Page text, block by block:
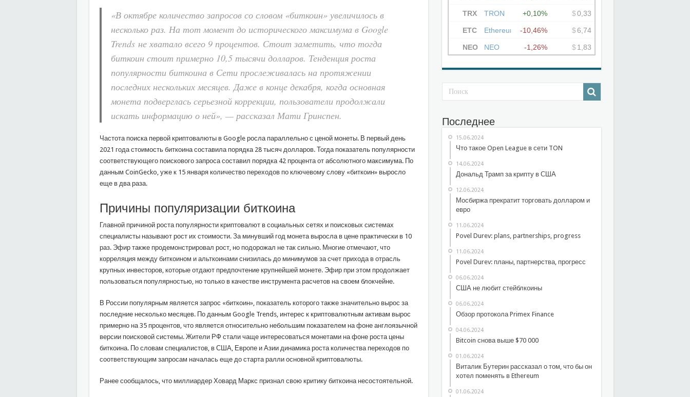
«В октябре количество запросов со словом «биткоин» увеличилось в
несколько раз. На тот момент до исторического максимума в Google
Trends не хватало всего 9 процентов. Стоит заметить, что тогда
биткоин стоит примерно 10,5 тысячи долларов. Тенденция роста
популярности биткоина в Сети прослеживалась на протяжении
последних нескольких месяцев. Даже в конце декабря, когда основная
монета подверглась серьезной коррекции, пользователи продолжали
искать информацию о ней», — рассказал Мати Гринспен.
Частота поиска первой криптовалюты в Google росла параллельно с ценой монеты. В первый день
2021 года стоимость биткоина составила порядка 28 тысяч долларов. Тогда показатель популярности
соответствующего поискового запроса составил порядка 42 процента от абсолютного максимума. По
данным CoinGecko, уже к 15 января количество переходов по ключевому слову «биткоин» выросло
еще в два раза.
Причины популяризации биткоина
Главной причиной роста популярности криптовалют в социальных сетях и поисковых системах
специалисты называют рост их стоимости. За минувший год монета выросла в цене практически в 10
раз. Эфир также продемонстрировал рост, но подорожал не так сильно. Многие отмечают, что
корреляция между биткоином и альткоинами снизилась до минимумов за счет прихода в отрасль
крупных инвесторов, которые отдают предпочтение крупнейшей монете. Эфир при этом продолжает
пользоваться популярностью, но только в качестве инструмента расчетов на своем блокчейне.
В России популярным является запрос «биткоин», показатель которого также значительно вырос за
последние несколько месяцев. По данным Google Trends, интерес к криптовалютным активам вырос
примерно на 35 процентов, что является относительно небольшим показателем на фоне англоязычной
версии поисковой системы. Жители РФ стали чаще интересоваться монетами на фоне роста цены
биткоина. По словам специалистов, в США, Европе и Азии динамика роста количества переходов по
соответствующим запросам началась еще до старта ралли основной криптовалюты.
Ранее сообщалось, что миллиардер Ховард Маркс признал свою критику биткоина несостоятельной.
Последнее
15.06.2024
Что такое Open League в сети TON
14.06.2024
Дональд Трамп за крипту в США
12.06.2024
Мосбиржа прекратит торговать долларом и
евро
11.06.2024
Povel Durev: plans, partnerships, progress
11.06.2024
Povel Durev: планы, партнерства, прогресс
06.06.2024
США не любит стейблкоины
06.06.2024
Обзор протокола Primex Finance
04.06.2024
Bitcoin снова выше $70 000
01.06.2024
Виталик Бутерин рассказал о том, что бы он
хотел поменять в Ethereum
01.06.2024